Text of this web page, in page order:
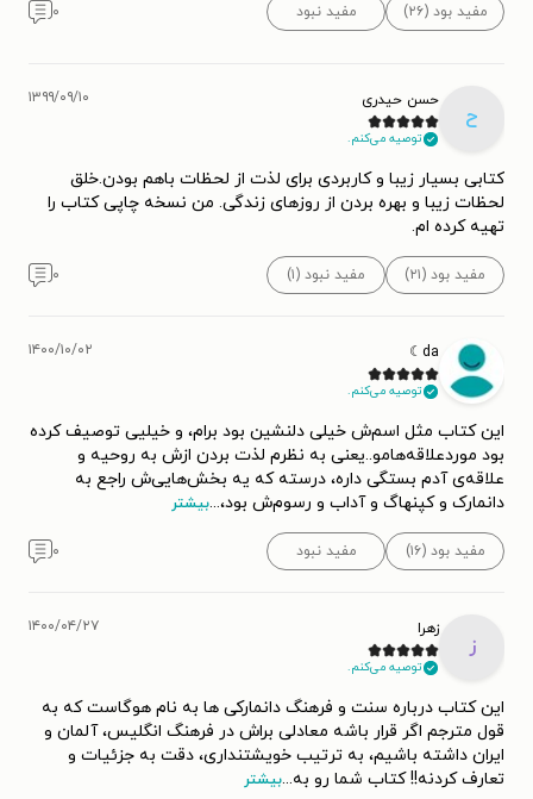
مفید بود (۲۶) مفید نبود ۰
ح
حسن حیدری
توصیه می‌کنم.
۱۳۹۹/۰۹/۱۰
کتابی بسیار زیبا و کاربردی برای لذت از لحظات باهم بودن.خلق
لحظات زیبا و بهره بردن از روزهای زندگی. من نسخه چاپی کتاب را
تهیه کرده ام.
مفید بود (۲۱) مفید نبود (۱) ۰
da☾
توصیه می‌کنم.
۱۴۰۰/۱۰/۰۲
این کتاب مثل اسم‌ش خیلی دلنشین بود برام، و خیلیی توصیف کرده
بود موردعلاقه‌هامو..یعنی به نظرم لذت بردن ازش به روحیه‌ و
علاقه‌ی آدم بستگی داره، درسته که یه بخش‌هایی‌ش راجع به
دانمارک و کپنهاگ و آداب و رسوم‌ش بود،...بیشتر
مفید بود (۱۶) مفید نبود ۰
ز
زهرا
توصیه می‌کنم.
۱۴۰۰/۰۴/۲۷
این کتاب درباره سنت و فرهنگ دانمارکی ها به نام هوگاست که به
قول مترجم اگر قرار باشه معادلی براش در فرهنگ انگلیس، آلمان و
ایران داشته باشیم، به ترتیب خویشتنداری، دقت به جزئیات و
تعارف کردنه!! کتاب شما رو به...بیشتر